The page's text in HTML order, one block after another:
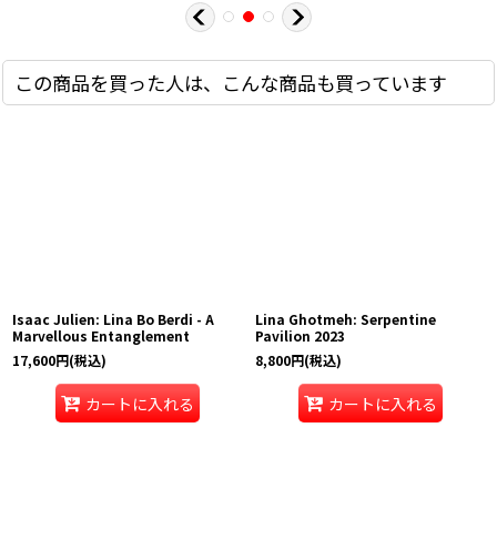
この商品を買った人は、こんな商品も買っています
Isaac Julien: Lina Bo Berdi - A
Marvellous Entanglement
17,600円(税込)
カートに入れる
Lina Ghotmeh: Serpentine
Pavilion 2023
8,800円(税込)
カートに入れる